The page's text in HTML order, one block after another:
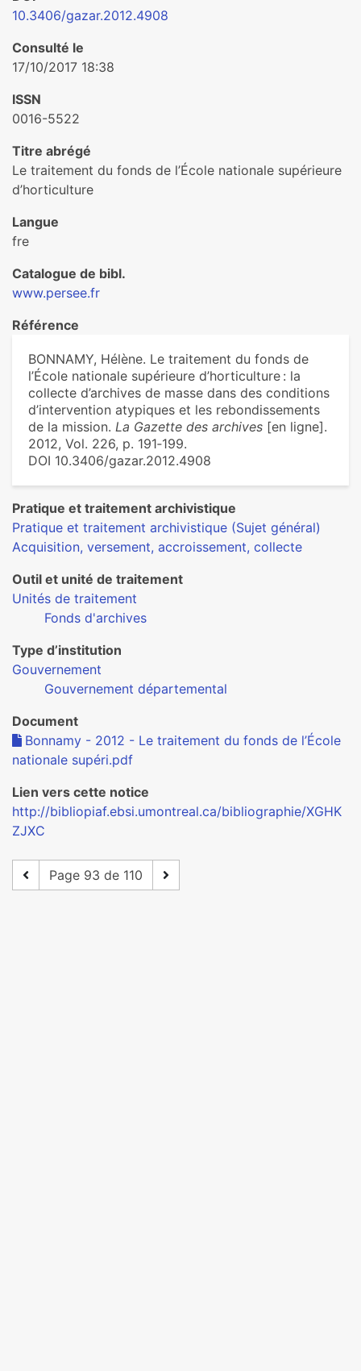
10.3406/gazar.2012.4908
Consulté le
17/10/2017 18:38
ISSN
0016-5522
Titre abrégé
Le traitement du fonds de l’École nationale supérieure
d’horticulture
Langue
fre
Catalogue de bibl.
www.persee.fr
Référence
BONNAMY, Hélène. Le traitement du fonds de
l’École nationale supérieure d’horticulture : la
collecte d’archives de masse dans des conditions
d’intervention atypiques et les rebondissements
de la mission. La Gazette des archives [en ligne].
2012, Vol. 226, p. 191‑199.
DOI 10.3406/gazar.2012.4908
Pratique et traitement archivistique
Pratique et traitement archivistique (Sujet général)
Acquisition, versement, accroissement, collecte
Outil et unité de traitement
Unités de traitement
Fonds d'archives
Type d’institution
Gouvernement
Gouvernement départemental
Document
Bonnamy - 2012 - Le traitement du fonds de l’École
nationale supéri.pdf
Lien vers cette notice
http://bibliopiaf.ebsi.umontreal.ca/bibliographie/XGHK
ZJXC
Page 93 de 110